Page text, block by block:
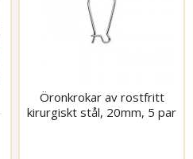
Öronkrokar av rostfritt
kirurgiskt stål, 20mm, 5 par